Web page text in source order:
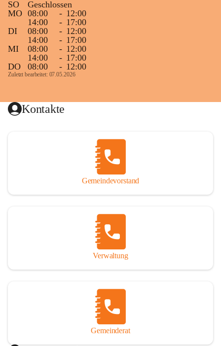
SO
Geschlossen
MO 08:00 - 12:00
14:00
- 17:00
DI
08:00 - 12:00
14:00
- 17:00
MI
08:00 - 12:00
14:00
- 17:00
DO
08:00 - 12:00
Zuletzt bearbeitet: 07.05.2026
Kontakte
Gemeindevorstand
Verwaltung
Gemeinderat